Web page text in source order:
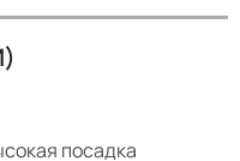
посадка